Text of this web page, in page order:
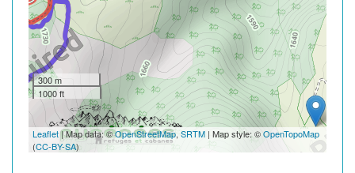
300 m
1000 ft
Leaflet| Map data: ©OpenStreetMap, SRTM | Map style: ©OpenTopoMap
(CC-BY-SA)